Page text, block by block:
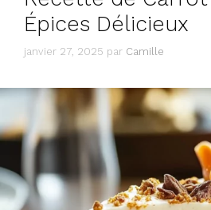
Épices Délicieux
janvier 27, 2025 par Camille